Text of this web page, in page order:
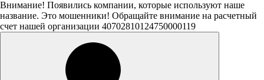
Внимание! Появились компании, которые используют наше
название. Это мошенники! Обращайте внимание на расчетный
счет нашей организации 40702810124750000119